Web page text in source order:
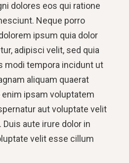
dolores eos qui ratione
Neque porro
ipsum quia dolor
adipisci velit, sed quia
modi tempora incidunt ut
aliquam quaerat
ipsam voluptatem
aut voluptate velit
aute irure dolor in
velit esse cillum